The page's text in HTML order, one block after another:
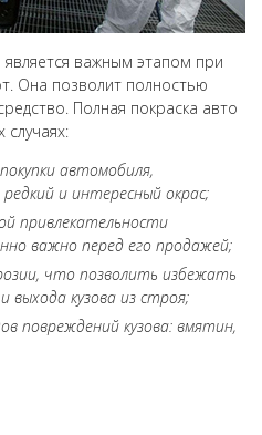
важным этапом при
Она позволит полностью
Полная покраска авто
автомобиля,
и интересный окрас;
привлекательности
важно перед его продажей;
что позволить избежать
выхода кузова из строя;
повреждений кузова: вмятин,